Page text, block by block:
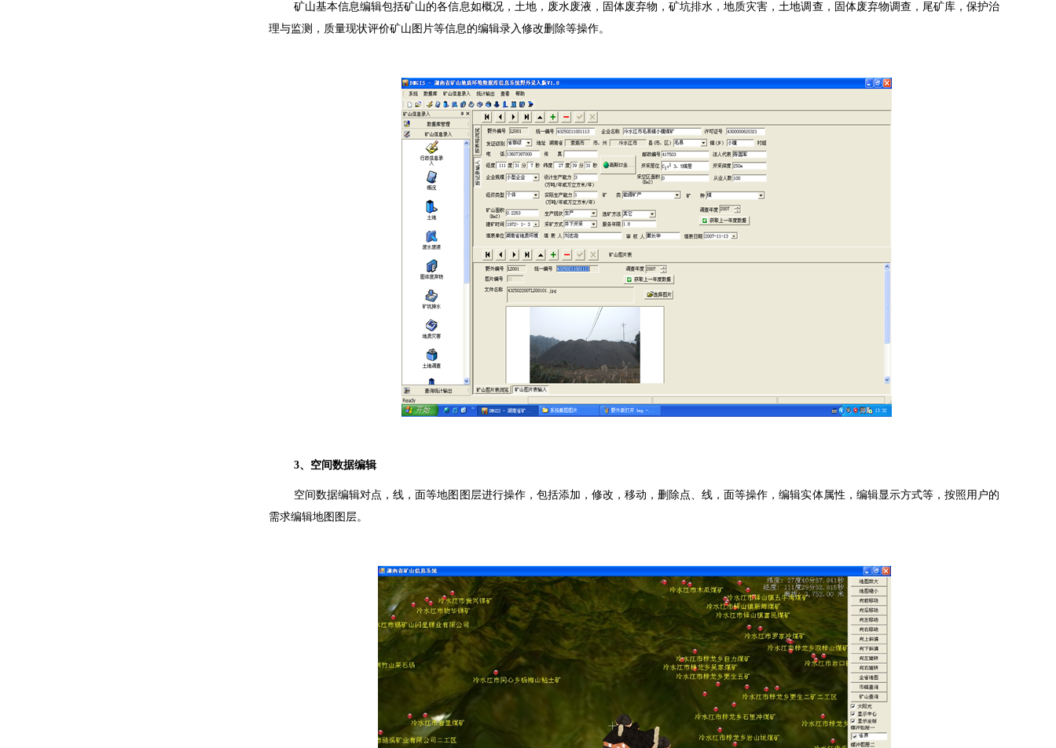
矿山基本信息编辑包括矿山的各信息如概况，土地，废水废液，固体废弃物，矿坑排水，地质灾害，土地调查，固体废弃物调查，尾矿库，保护治
理与监测，质量现状评价矿山图片等信息的编辑录入修改删除等操作。
3、空间数据编辑
空间数据编辑对点，线，面等地图图层进行操作，包括添加，修改，移动，删除点、线，面等操作，编辑实体属性，编辑显示方式等，按照用户的
需求编辑地图图层。